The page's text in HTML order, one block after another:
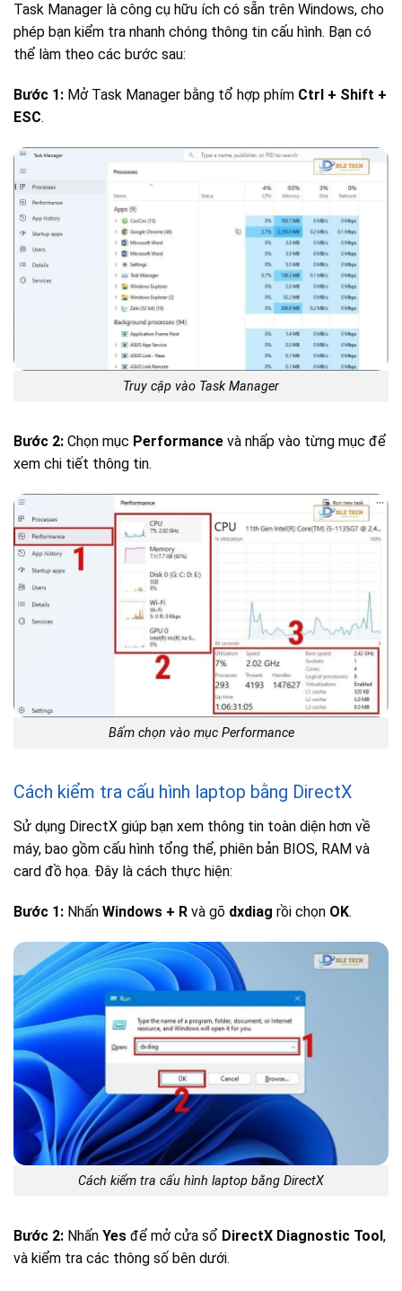
Task Manager là công cụ hữu ích có sẵn trên Windows, cho
phép bạn kiểm tra nhanh chóng thông tin cấu hình. Bạn có
thể làm theo các bước sau:
Bước 1: Mở Task Manager bằng tổ hợp phím Ctrl + Shift +
ESC.
Truy cập vào Task Manager
Bước 2: Chọn mục Performance và nhấp vào từng mục để
xem chi tiết thông tin.
Bấm chọn vào mục Performance
Cách kiểm tra cấu hình laptop bằng DirectX
Sử dụng DirectX giúp bạn xem thông tin toàn diện hơn về
máy, bao gồm cấu hình tổng thể, phiên bản BIOS, RAM và
card đồ họa. Đây là cách thực hiện:
Bước 1: Nhấn Windows + R và gõ dxdiag rồi chọn OK.
Cách kiểm tra cấu hình laptop bằng DirectX
Bước 2: Nhấn Yes để mở cửa sổ DirectX Diagnostic Tool ,
và kiểm tra các thông số bên dưới.